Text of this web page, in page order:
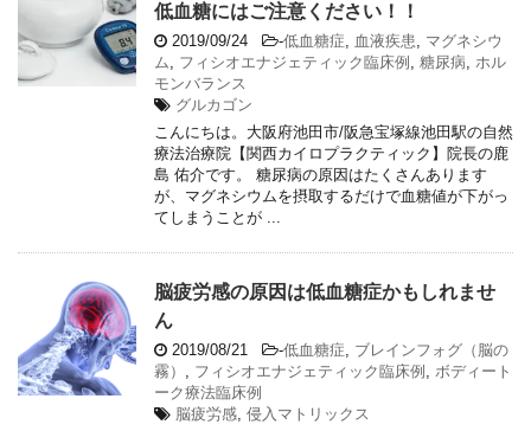
低血糖にはご注意ください！！
2019/09/24 -低血糖症, 血液疾患, マグネシウ
ム, フィシオエナジェティック臨床例 , 糖尿病, ホル
モンバランス
グルカゴン
こんにちは。大阪府池田市/阪急宝塚線池田駅の自然
療法治療院【関西カイロプラクティック】院長の鹿
島 佑介です。 糖尿病の原因はたくさんあります
が、マグネシウムを摂取するだけで血糖値が下がっ
てしまうことが ...
脳疲労感の原因は低血糖症かもしれませ
ん
2019/08/21 -低血糖症, ブレインフォグ（脳の
霧） , フィシオエナジェティック臨床例 , ボディート
ーク療法臨床例
脳疲労感, 侵入マトリックス